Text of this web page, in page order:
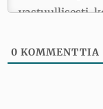
0 KOMMENTTIA